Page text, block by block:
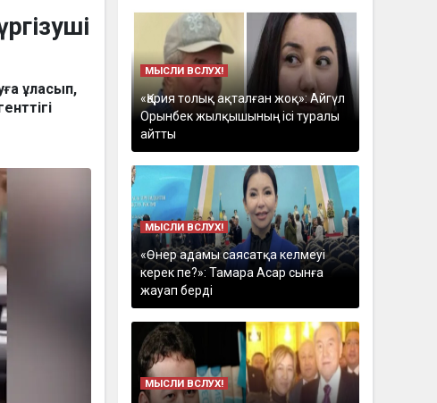
ұласып,
МЫСЛИ ВСЛУХ!
«Қария толық ақталған жоқ»: Айгүл
Орынбек жылқышының ісі туралы
айтты
МЫСЛИ ВСЛУХ!
«Өнер адамы саясатқа келмеуі
керек пе?»: Тамара Асар сынға
жауап берді
МЫСЛИ ВСЛУХ!